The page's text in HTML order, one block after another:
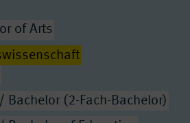
of Arts
of Arts
Bachelor (2-Fach-Bachelor)